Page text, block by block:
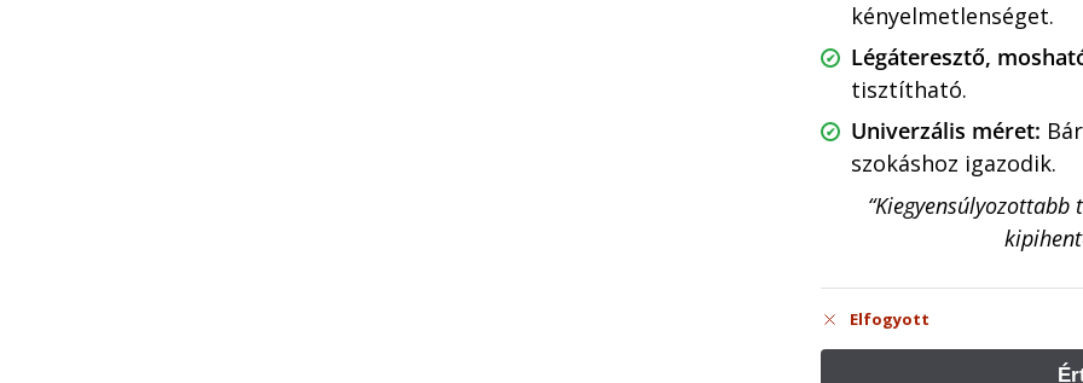
kényelmetlenséget.
Légáteresztő,
tisztítható.
Univerzális méret:
szokáshoz igazodik.
Elfogyott